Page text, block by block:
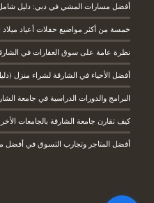
أفضل مسارات المشي في دبي: دليل شامل
خمسة من أكثر مواضيع حفلات أعياد ميلاد
نظرة عامة على سوق العقارات في الشارقة (2024-
أفضل الأحياء في الشارقة لشراء منزل (دليل
البرامج والدورات الدراسية في جامعة
كيف تقارن جامعة الشارقة بالجامعات
أفضل المتاجر وتجارب التسوق في أفضل